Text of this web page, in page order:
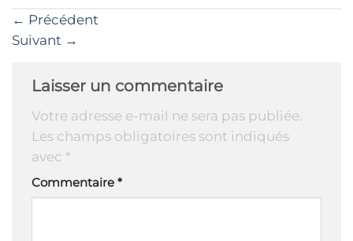
← Précédent
Suivant →
Laisser un commentaire
Votre adresse e-mail ne sera pas publiée.
Les champs obligatoires sont indiqués
avec *
Commentaire *